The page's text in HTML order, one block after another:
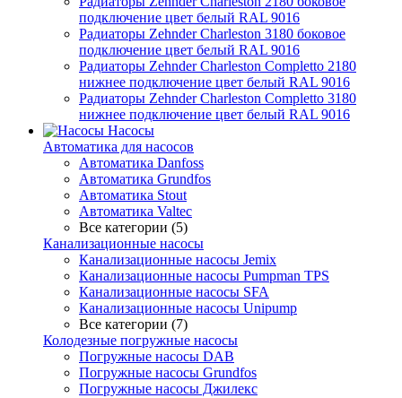
подключение цвет белый RAL 9016
Радиаторы Zehnder Charleston 3180 боковое
подключение цвет белый RAL 9016
Радиаторы Zehnder Charleston Completto 2180
нижнее подключение цвет белый RAL 9016
Радиаторы Zehnder Charleston Completto 3180
нижнее подключение цвет белый RAL 9016
Насосы
Автоматика для насосов
Автоматика Danfoss
Автоматика Grundfos
Автоматика Stout
Автоматика Valtec
Все категории (5)
Канализационные насосы
Канализационные насосы Jemix
Канализационные насосы Pumpman TPS
Канализационные насосы SFA
Канализационные насосы Unipump
Все категории (7)
Колодезные погружные насосы
Погружные насосы DAB
Погружные насосы Grundfos
Погружные насосы Джилекс